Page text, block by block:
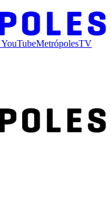
YouTubeMetrópolesTV